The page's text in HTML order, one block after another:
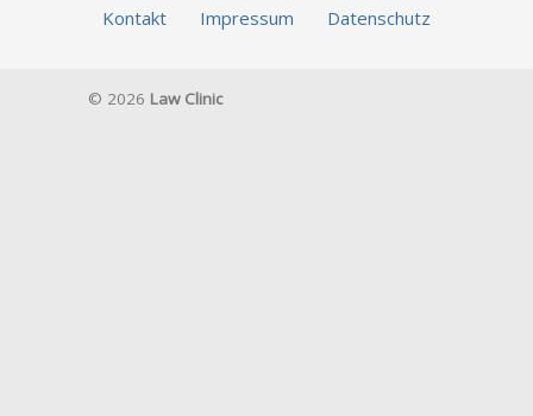
Kontakt Impressum Datenschutz
© 2026 Law Clinic